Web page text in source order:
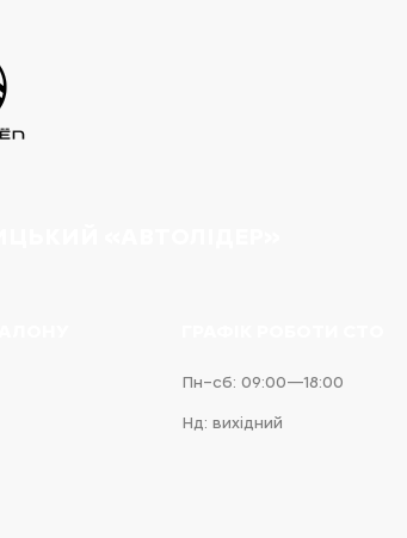
Пн–сб: 09:00—18:00
Нд: вихідний